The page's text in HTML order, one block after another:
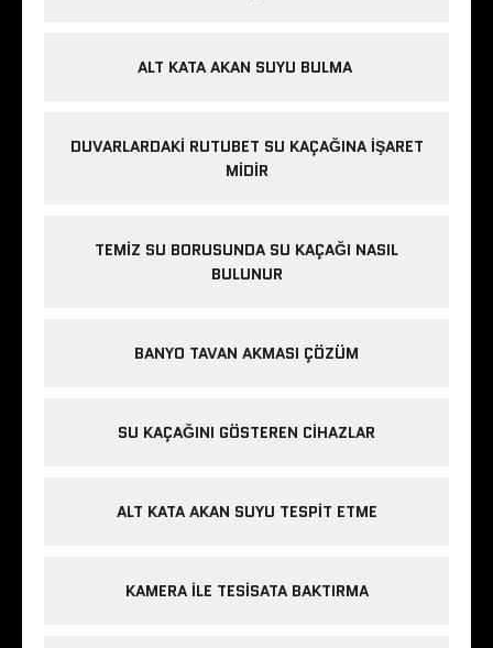
ALT KATA AKAN SUYU BULMA
DUVARLARDAKI RUTUBET SU KAÇAĞINA İŞARET
MIDIR
TEMIZ SU BORUSUNDA SU KAÇAĞI NASIL
BULUNUR
BANYO TAVAN AKMASI ÇÖZÜM
SU KAÇAĞINI GÖSTEREN CIHAZLAR
ALT KATA AKAN SUYU TESPIT ETME
KAMERA ILE TESISATA BAKTIRMA